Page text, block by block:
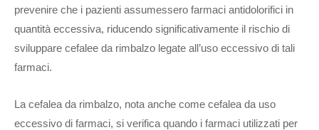
prevenire che i pazienti assumessero farmaci antidolorifici in
quantità eccessiva, riducendo significativamente il rischio di
sviluppare cefalee da rimbalzo legate all’uso eccessivo di tali
farmaci.
La cefalea da rimbalzo, nota anche come cefalea da uso
eccessivo di farmaci, si verifica quando i farmaci utilizzati per